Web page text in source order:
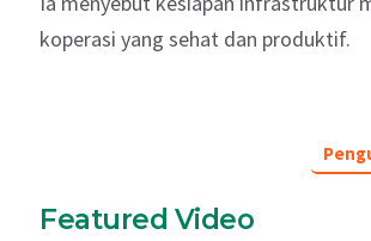
koperasi yang sehat dan produktif.
Featured Video